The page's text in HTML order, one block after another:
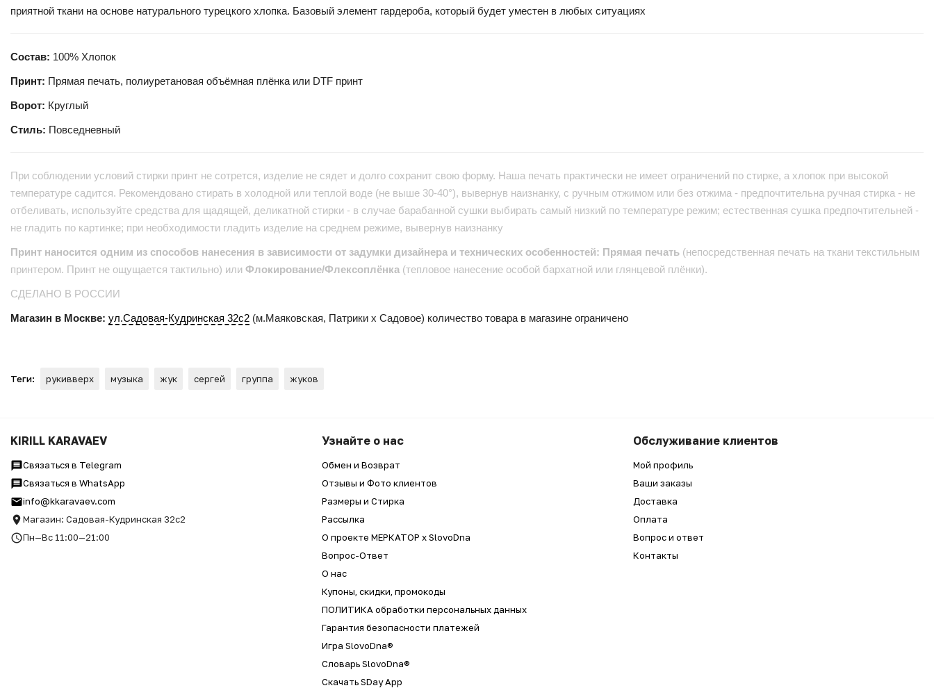
приятной ткани на основе натурального турецкого хлопка. Базовый элемент гардероба, который будет уместен в любых ситуациях
Состав: 100% Хлопок
Принт: Прямая печать, полиуретановая объёмная плёнка или DTF принт
Ворот: Круглый
Стиль: Повседневный
При соблюдении условий стирки принт не сотрется, изделие не сядет и долго сохранит свою форму. Наша печать практически не имеет ограничений по стирке, а хлопок при высокой
температуре садится. Рекомендовано стирать в холодной или теплой воде (не выше 30-40°), вывернув наизнанку, с ручным отжимом или без отжима - предпочтительна ручная стирка - не
отбеливать, используйте средства для щадящей, деликатной стирки - в случае барабанной сушки выбирать самый низкий по температуре режим; естественная сушка предпочтительней -
не гладить по картинке; при необходимости гладить изделие на среднем режиме, вывернув наизнанку
Принт наносится одним из способов нанесения в зависимости от задумки дизайнера и технических особенностей: Прямая печать (непосредственная печать на ткани текстильным
принтером. Принт не ощущается тактильно) или Флокирование/Флексоплёнка (тепловое нанесение особой бархатной или глянцевой плёнки).
СДЕЛАНО В РОССИИ
Магазин в Москве: ул.Садовая-Кудринская 32с2 (м.Маяковская, Патрики x Садовое) количество товара в магазине ограничено
Теги: рукивверх музыка жук сергей группа жуков
KIRILL KARAVAEV
Связаться в Telegram
Связаться в WhatsApp
info@kkaravaev.com
Магазин: Садовая-Кудринская 32с2
Пн—Вс 11:00—21:00
Узнайте о нас
Обмен и Возврат
Отзывы и Фото клиентов
Размеры и Стирка
Рассылка
О проекте МЕРКАТОР x SlovoDna
Вопрос-Ответ
О нас
Купоны, скидки, промокоды
ПОЛИТИКА обработки персональных данных
Гарантия безопасности платежей
Игра SlovoDna®
Словарь SlovoDna®
Скачать SDay App
Обслуживание клиентов
Мой профиль
Ваши заказы
Доставка
Оплата
Вопрос и ответ
Контакты